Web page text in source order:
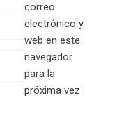
correo
electrónico y
web en este
navegador
para la
próxima vez